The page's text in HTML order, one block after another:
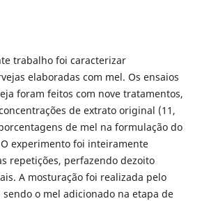
trabalho foi caracterizar
elaboradas com mel. Os ensaios
foram feitos com nove tratamentos,
de extrato original (11,
de mel na formulação do
O experimento foi inteiramente
repetições, perfazendo dezoito
A mosturação foi realizada pelo
o mel adicionado na etapa de